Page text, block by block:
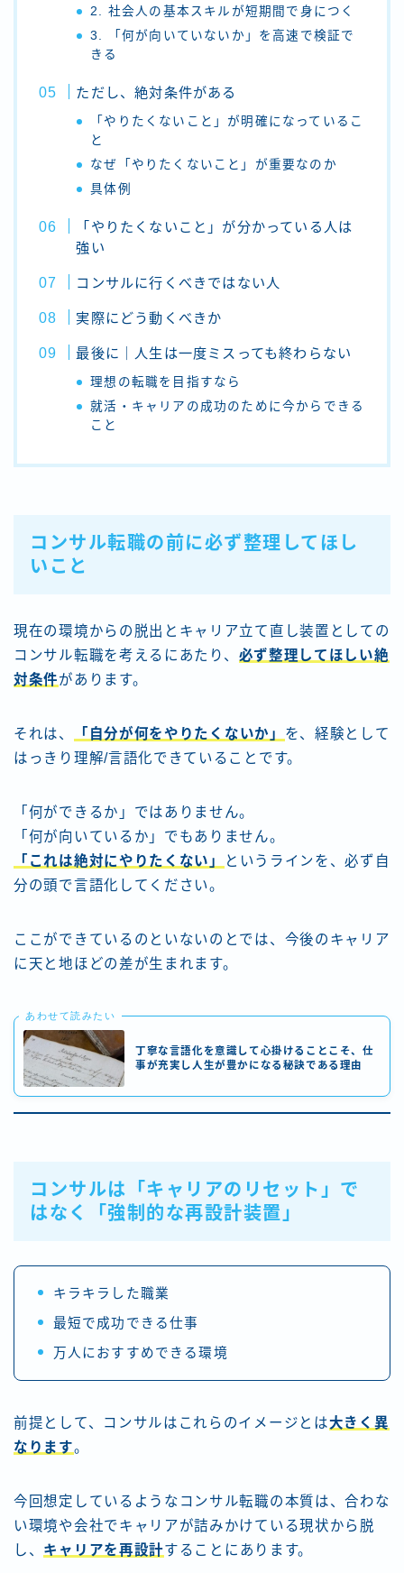
2. 社会人の基本スキルが短期間で身につく
3. 「何が向いていないか」を高速で検証で
きる
ただし、絶対条件がある
「やりたくないこと」が明確になっているこ
と
なぜ「やりたくないこと」が重要なのか
具体例
「やりたくないこと」が分かっている人は
強い
コンサルに行くべきではない人
実際にどう動くべきか
最後に｜人生は一度ミスっても終わらない
理想の転職を目指すなら
就活・キャリアの成功のために今からできる
こと
コンサル転職の前に必ず整理してほし
いこと
現在の環境からの脱出とキャリア立て直し装置としての
コンサル転職を考えるにあたり、 必ず整理してほしい絶
対条件があります。
それは、 「自分が何をやりたくないか」 を、経験として
はっきり理解/言語化できていることです。
「何ができるか」ではありません。
「何が向いているか」でもありません。
「これは絶対にやりたくない」
というラインを、必ず自
分の頭で言語化してください。
ここができているのといないのとでは、今後のキャリア
に天と地ほどの差が生まれます。
あわせて読みたい
丁寧な言語化を意識して心掛けることこそ、仕
事が充実し人生が豊かになる秘訣である理由
コンサルは「キャリアのリセット」で
はなく「強制的な再設計装置」
キラキラした職業
最短で成功できる仕事
万人におすすめできる環境
前提として、コンサルはこれらのイメージとは大きく異
なります。
今回想定しているようなコンサル転職の本質は、合わな
い環境や会社でキャリアが詰みかけている現状から脱
し、 キャリアを再設計することにあります。